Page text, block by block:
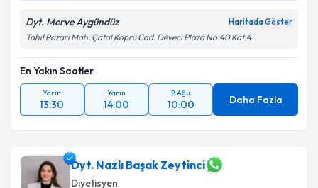
Dyt. Merve Aygündüz Haritada Göster
Tahıl Pazarı Mah. Çatal Köprü Cad. Deveci Plaza No:40 Kat:4
En Yakın Saatler
Yarın
13:30
Yarın
14:00
8 Ağu
10:00 Daha Fazla
Dyt. Nazlı Başak Zeytinci
Diyetisyen